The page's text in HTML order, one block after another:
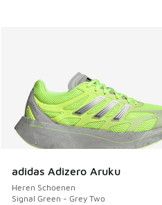
adidas Adizero Aruku
Heren Schoenen
Signal Green - Grey Two